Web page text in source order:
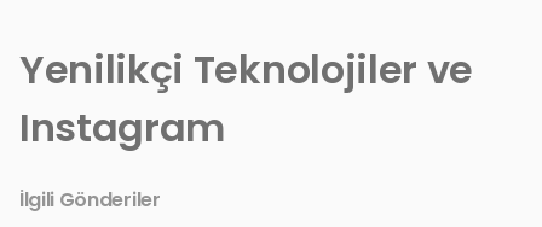
Yenilikçi Teknolojiler ve
Instagram
İlgili Gönderiler